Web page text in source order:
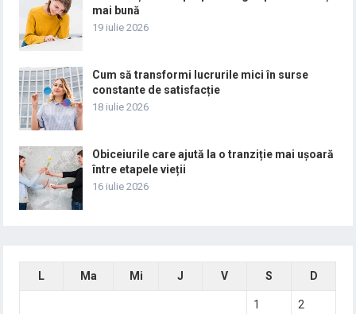
mai bună
19 iulie 2026
Cum să transformi lucrurile mici în surse
constante de satisfacție
18 iulie 2026
Obiceiurile care ajută la o tranziție mai ușoară
între etapele vieții
16 iulie 2026
L Ma Mi J V S D
1 2